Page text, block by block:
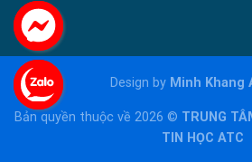
Design by Minh Khang
Bản quyền thuộc về 2026 © TRUNG
TIN HỌC ATC